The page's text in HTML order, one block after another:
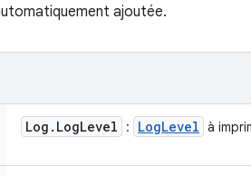
ajoutée.
Log . LogLevel : LogLevel à